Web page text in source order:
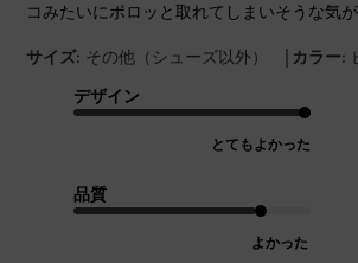
コみたいにポロッと取れてしまいそうな気が
サイズ: その他（シューズ以外） | カラー:
デザイン
とてもよかった
品質
よかった